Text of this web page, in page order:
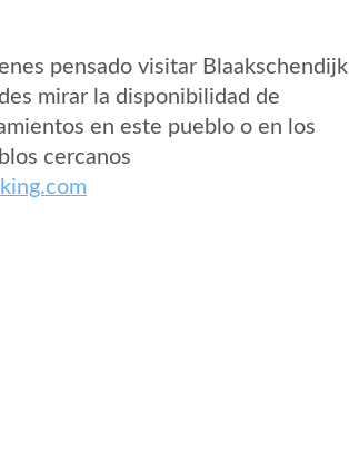
pensado visitar Blaakschendijk
mirar la disponibilidad de
en este pueblo o en los
cercanos